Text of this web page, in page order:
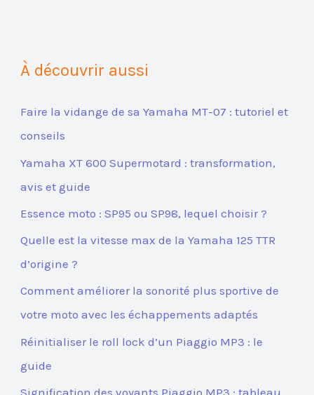
À découvrir aussi
Faire la vidange de sa Yamaha MT-07 : tutoriel et
conseils
Yamaha XT 600 Supermotard : transformation,
avis et guide
Essence moto : SP95 ou SP98, lequel choisir ?
Quelle est la vitesse max de la Yamaha 125 TTR
d’origine ?
Comment améliorer la sonorité plus sportive de
votre moto avec les échappements adaptés
Réinitialiser le roll lock d’un Piaggio MP3 : le
guide
Signification des voyants Piaggio MP3 : tableau